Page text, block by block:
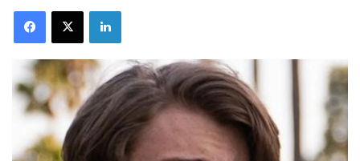
FacebookX Linkedin